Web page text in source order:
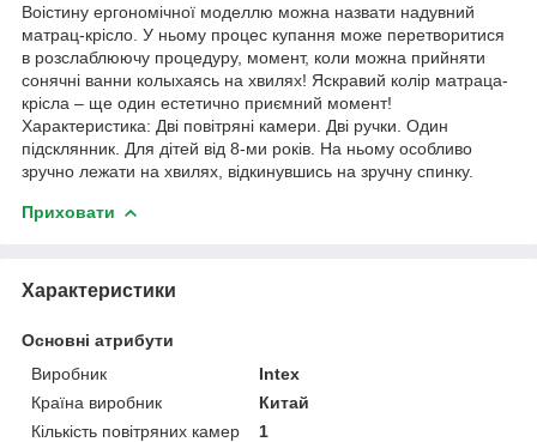
Воістину ергономічної моделлю можна назвати надувний
матрац-крісло. У ньому процес купання може перетворитися
в розслаблюючу процедуру, момент, коли можна прийняти
сонячні ванни колыхаясь на хвилях! Яскравий колір матраца-
крісла – ще один естетично приємний момент!
Характеристика: Дві повітряні камери. Дві ручки. Один
підсклянник. Для дітей від 8-ми років. На ньому особливо
зручно лежати на хвилях, відкинувшись на зручну спинку.
Приховати
Характеристики
Основні атрибути
Виробник
Intex
Країна виробник
Китай
Кількість повітряних камер
1